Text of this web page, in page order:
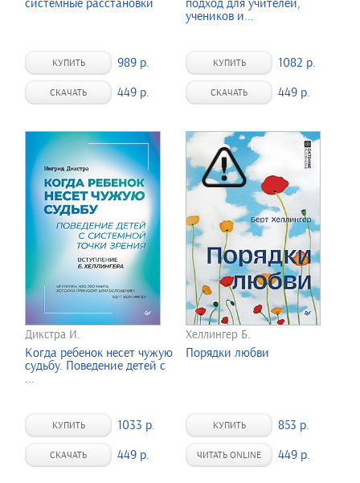
системные расстановки
КУПИТЬ 989 р.
СКАЧАТЬ 449 р.
подход для учителей,
учеников и...
КУПИТЬ 1082 р.
СКАЧАТЬ 449 р.
Дикстра И.
Когда ребенок несет чужую
судьбу. Поведение детей с
...
КУПИТЬ 1033 р.
СКАЧАТЬ 449 р.
Хеллингер Б.
Порядки любви
КУПИТЬ 853 р.
ЧИТАТЬ ONLINE 449 р.